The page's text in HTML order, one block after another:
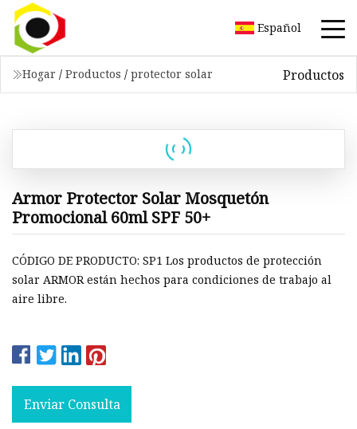
Español
Hogar / Productos / protector solar Productos
Armor Protector Solar Mosquetón
Promocional 60ml SPF 50+
CÓDIGO DE PRODUCTO: SP1 Los productos de protección
solar ARMOR están hechos para condiciones de trabajo al
aire libre.
Enviar Consulta